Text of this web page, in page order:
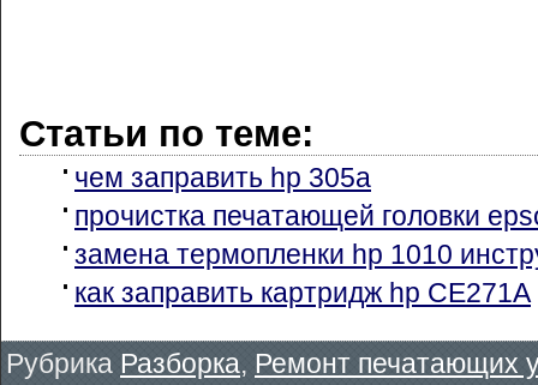
Статьи по теме:
чем заправить hp 305a
прочистка печатающей головки
замена термопленки hp 1010
как заправить картридж hp CE271A
Рубрика Разборка, Ремонт печатающих